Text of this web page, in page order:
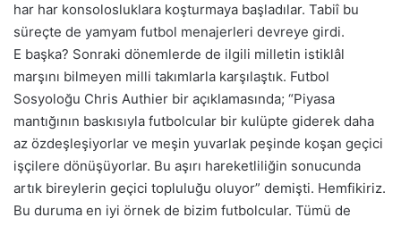
har har konsolosluklara koşturmaya başladılar. Tabiî bu
süreçte de yamyam futbol menajerleri devreye girdi.
E başka? Sonraki dönemlerde de ilgili milletin istiklâl
marşını bilmeyen milli takımlarla karşılaştık. Futbol
Sosyoloğu Chris Authier bir açıklamasında; “Piyasa
mantığının baskısıyla futbolcular bir kulüpte giderek daha
az özdeşleşiyorlar ve meşin yuvarlak peşinde koşan geçici
işçilere dönüşüyorlar. Bu aşırı hareketliliğin sonucunda
artık bireylerin geçici topluluğu oluyor” demişti. Hemfikiriz.
Bu duruma en iyi örnek de bizim futbolcular. Tümü de